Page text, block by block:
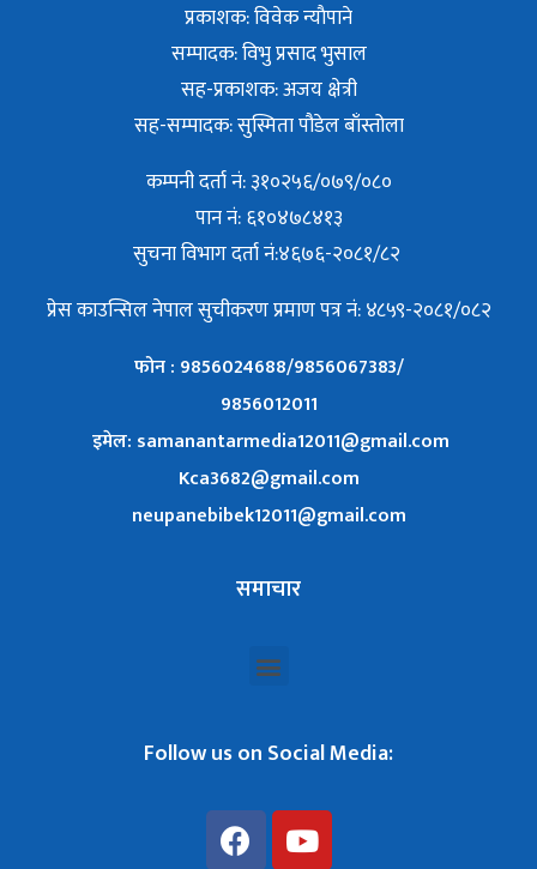
प्रकाशक: विवेक न्याैपाने
सम्पादक: विभु प्रसाद भुसाल
सह-प्रकाशक: अजय क्षेत्री
सह-सम्पादक: सुस्मिता पौडेल बाँस्तोला
कम्पनी दर्ता नं: ३१०२५६/०७९/०८०
पान नं: ६१०४७८४१३
सुचना विभाग दर्ता नं:४६७६-२०८१/८२
प्रेस काउन्सिल नेपाल सुचीकरण प्रमाण पत्र नं: ४८५९-२०८१/०८२
फोन : 9856024688/9856067383/
9856012011
इमेल: samanantarmedia12011@gmail.com
Kca3682@gmail.com
neupanebibek12011@gmail.com
समाचार
Follow us on Social Media: